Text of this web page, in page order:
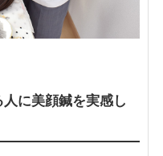
に美顔鍼を実感し